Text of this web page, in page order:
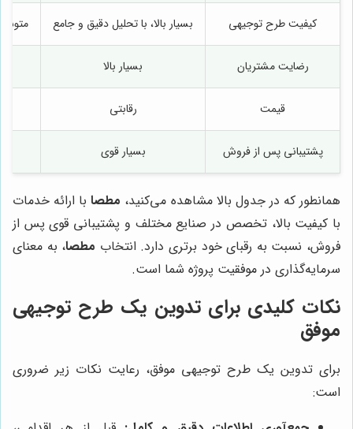
کیفیت طرح توجیهی بسیار بالا، با تحلیل دقیق و جامع
رضایت مشتریان بسیار بالا
قیمت رقابتی
پشتیبانی پس از فروش بسیار قوی
همانطور که در جدول بالا مشاهده می‌کنید، مطصابا ارائه خدمات
با کیفیت بالا، تخصص در صنایع مختلف و پشتیبانی قوی پس از
فروش، نسبت به رقبای خود برتری دارد. انتخاب مطصا، به معنای
سرمایه‌گذاری در موفقیت پروژه شما است.
نکات کلیدی برای تدوین یک طرح توجیهی
موفق
برای تدوین یک طرح توجیهی موفق، رعایت نکات زیر ضروری
است: